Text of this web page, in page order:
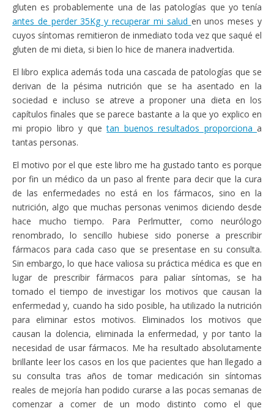
gluten es probablemente una de las patologías que yo tenía
antes de perder 35Kg y recuperar mi salud en unos meses y
cuyos síntomas remitieron de inmediato toda vez que saqué el
gluten de mi dieta, si bien lo hice de manera inadvertida.
El libro explica además toda una cascada de patologías que se
derivan de la pésima nutrición que se ha asentado en la
sociedad e incluso se atreve a proponer una dieta en los
capítulos finales que se parece bastante a la que yo explico en
mi propio libro y quetan buenos resultados proporcionaa
tantas personas.
El motivo por el que este libro me ha gustado tanto es porque
por fin un médico da un paso al frente para decir que la cura
de las enfermedades no está en los fármacos, sino en la
nutrición, algo que muchas personas venimos diciendo desde
hace mucho tiempo. Para Perlmutter, como neurólogo
renombrado, lo sencillo hubiese sido ponerse a prescribir
fármacos para cada caso que se presentase en su consulta.
Sin embargo, lo que hace valiosa su práctica médica es que en
lugar de prescribir fármacos para paliar síntomas, se ha
tomado el tiempo de investigar los motivos que causan la
enfermedad y, cuando ha sido posible, ha utilizado la nutrición
para eliminar estos motivos. Eliminados los motivos que
causan la dolencia, eliminada la enfermedad, y por tanto la
necesidad de usar fármacos. Me ha resultado absolutamente
brillante leer los casos en los que pacientes que han llegado a
su consulta tras años de tomar medicación sin síntomas
reales de mejoría han podido curarse a las pocas semanas de
comenzar a comer de un modo distinto como el que